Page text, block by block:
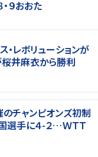
９おおた
・レボリューションが
井麻衣から勝利
のチャンピオンズ初制
手に４-２…ＷＴＴ